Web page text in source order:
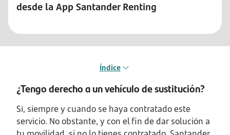
desde la App Santander Renting
Índice
¿Tengo derecho a un vehículo de sustitución?
Sí, siempre y cuando se haya contratado este
servicio. No obstante, y con el fin de dar solución a